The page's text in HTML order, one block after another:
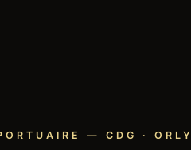
— CDG · ORLY